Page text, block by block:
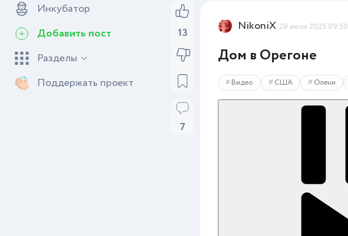
Инкубатор
Добавить пост
Разделы
Поддержать проект
13
7
NikoniX 28 июля 2025 09:50
Дом в Орегоне
Видео США Олени